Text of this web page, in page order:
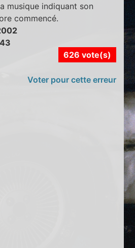
musique indiquant son
commencé.
626 vote(s)
Voter pour cette erreur